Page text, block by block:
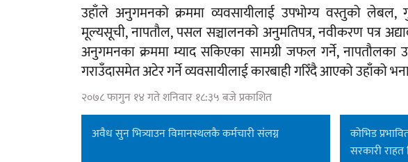
उहाँले अनुगमनको क्रममा व्यवसायीलाई उपभोग्य वस्तुको लेबल,
मूल्यसूची, नापतौल, पसल सञ्चालनको अनुमतिपत्र, नवीकरण पत्र
अनुगमनका क्रममा म्याद सकिएका सामग्री जफल गर्ने,
गराउँदासमेत अटेर गर्ने व्यवसायीलाई कारबाही गरिँदै आएको उहाँको
२०७८ फागुन १४ गते शनिवार १८:३५ बजे प्रकाशित
अवैध सुन भित्र्याउन विमानस्थलकै कर्मचारी संलग्न
कोभिड
सरकारी